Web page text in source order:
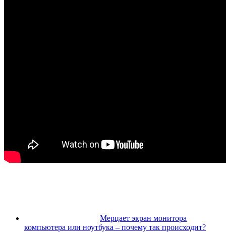
Мерцает экран монитора
компьютера или ноутбука – почему так происходит?